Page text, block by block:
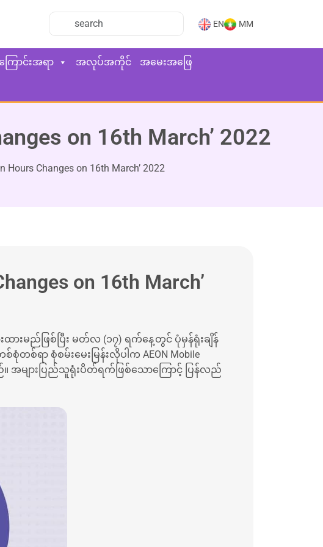
EN MM
ောင်းအရာ အလုပ်အကိုင် အမေးအဖြေ
on 16th March’ 2022
Hours Changes on 16th March’ 2022
on 16th March’
းထားမည်ဖြစ်ပြီး မတ်လ (၁၇) ရက်နေ့တွင် ပုံမှန်ရုံးချိန်
စ်ရာ စုံစမ်းမေးမြန်းလိုပါက AEON Mobile
သည်။ အများပြည်သူရုံးပိတ်ရက်ဖြစ်သောကြောင့် ပြန်လည်